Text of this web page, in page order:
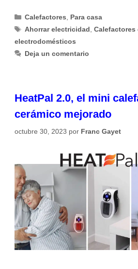
Categorías
Calefactores
Para casa
Etiquetas
Ahorrar electricidad ,Calefactores
electrodomésticos
Deja un comentario
HeatPal 2.0, el mini
cerámico mejorado
octubre 30, 2023 por Franc Gayet